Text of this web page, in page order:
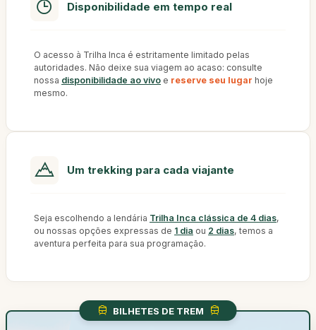
Disponibilidade em tempo real
O acesso à Trilha Inca é estritamente limitado pelas
autoridades. Não deixe sua viagem ao acaso: consulte
nossa disponibilidade ao vivo e reserve seu lugar hoje
mesmo.
Um trekking para cada viajante
Seja escolhendo a lendária Trilha Inca clássica de 4 dias,
ou nossas opções expressas de 1 dia ou 2 dias, temos a
aventura perfeita para sua programação.
BILHETES DE TREM